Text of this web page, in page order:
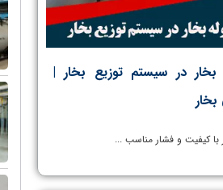
بخار در سیستم توزیع بخار |